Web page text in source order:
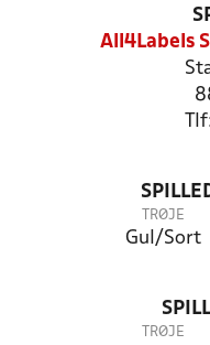
All4Labels
TRØJE
Gul/Sort
TRØJE